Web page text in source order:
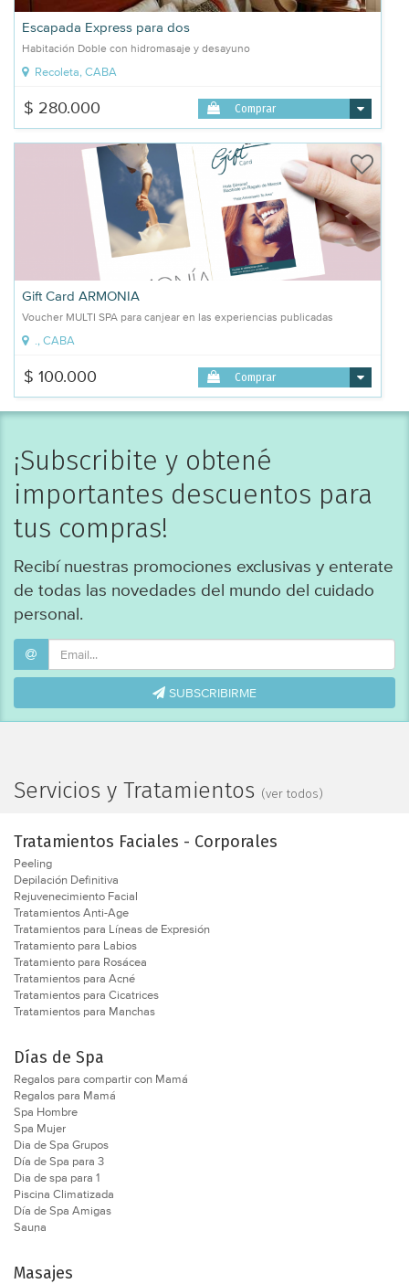
Escapada Express para dos
Habitación Doble con hidromasaje y desayuno
Recoleta, CABA
$ 280.000 Comprar
Gift Card ARMONIA
Voucher MULTI SPA para canjear en las experiencias publicadas
., CABA
$ 100.000 Comprar
¡Subscribite y obtené
importantes descuentos para
tus compras!
Recibí nuestras promociones exclusivas y enterate
de todas las novedades del mundo del cuidado
personal.
SUBSCRIBIRME
Servicios y Tratamientos (ver todos)
Tratamientos Faciales - Corporales
Peeling
Depilación Definitiva
Rejuvenecimiento Facial
Tratamientos Anti-Age
Tratamientos para Líneas de Expresión
Tratamiento para Labios
Tratamiento para Rosácea
Tratamientos para Acné
Tratamientos para Cicatrices
Tratamientos para Manchas
Días de Spa
Regalos para compartir con Mamá
Regalos para Mamá
Spa Hombre
Spa Mujer
Dia de Spa Grupos
Día de Spa para 3
Dia de spa para 1
Piscina Climatizada
Día de Spa Amigas
Sauna
Masajes